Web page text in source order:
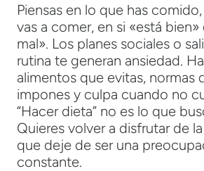
Piensas en lo que has
vas a comer, en si «está bien»
mal». Los planes sociales o
rutina te generan ansiedad.
alimentos que evitas, normas
impones y culpa cuando no
“Hacer dieta” no es lo que
Quieres volver a disfrutar de
que deje de ser una
constante.